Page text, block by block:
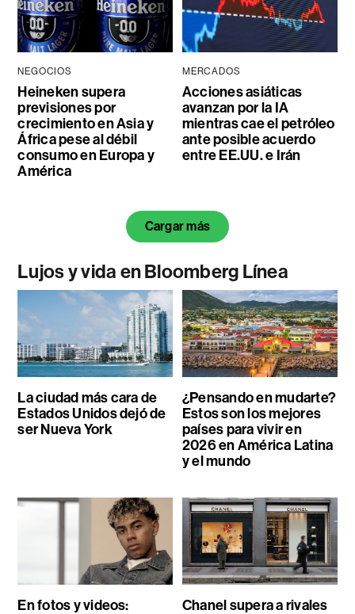
NEGOCIOS
Heineken supera
previsiones por
crecimiento en Asia y
África pese al débil
consumo en Europa y
América
MERCADOS
Acciones asiáticas
avanzan por la IA
mientras cae el petróleo
ante posible acuerdo
entre EE.UU. e Irán
Cargar más
Lujos y vida en Bloomberg Línea
La ciudad más cara de
Estados Unidos dejó de
ser Nueva York
¿Pensando en mudarte?
Estos son los mejores
países para vivir en
2026 en América Latina
y el mundo
En fotos y videos:
Chanel supera a rivales